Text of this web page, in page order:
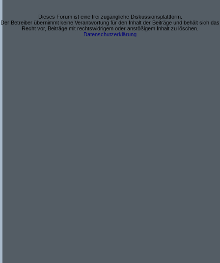
Dieses Forum ist eine frei zugängliche Diskussionsplattform.
Der Betreiber übernimmt keine Verantwortung für den Inhalt der Beiträge und behält sich das
Recht vor, Beiträge mit rechtswidrigem oder anstößigem Inhalt zu löschen.
Datenschutzerklärung